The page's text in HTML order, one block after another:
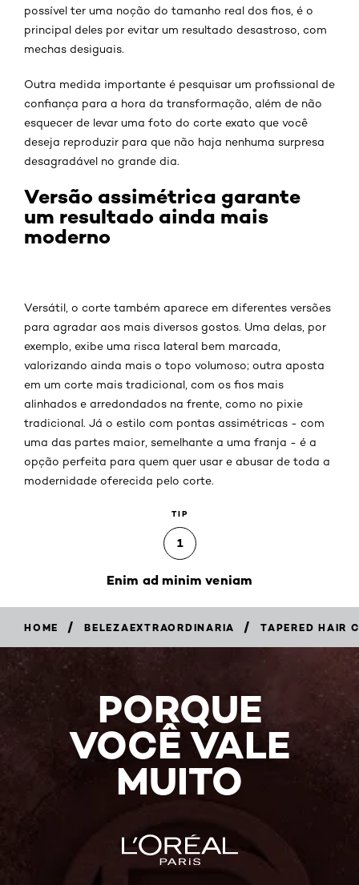
possível ter uma noção do tamanho real dos fios, é o
principal deles por evitar um resultado desastroso, com
mechas desiguais.
Outra medida importante é pesquisar um profissional de
confiança para a hora da transformação, além de não
esquecer de levar uma foto do corte exato que você
deseja reproduzir para que não haja nenhuma surpresa
desagradável no grande dia.
Versão assimétrica garante
um resultado ainda mais
moderno
Versátil, o corte também aparece em diferentes versões
para agradar aos mais diversos gostos. Uma delas, por
exemplo, exibe uma risca lateral bem marcada,
valorizando ainda mais o topo volumoso; outra aposta
em um corte mais tradicional, com os fios mais
alinhados e arredondados na frente, como no pixie
tradicional. Já o estilo com pontas assimétricas - com
uma das partes maior, semelhante a uma franja - é a
opção perfeita para quem quer usar e abusar de toda a
modernidade oferecida pelo corte.
TIP
1
Enim ad minim veniam
HOME / BELEZAEXTRAORDINARIA / TAPERED HAIR
PORQUE
VOCÊ VALE
MUITO